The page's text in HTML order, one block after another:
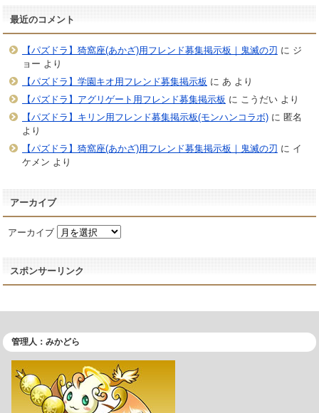
最近のコメント
【パズドラ】猗窩座(あかざ)用フレンド募集掲示板｜鬼滅の刃 に ジ
ョー より
【パズドラ】学園キオ用フレンド募集掲示板 に あ より
【パズドラ】アグリゲート用フレンド募集掲示板 に こうだいより
【パズドラ】キリン用フレンド募集掲示板(モンハンコラボ)に 匿名
より
【パズドラ】猗窩座(あかざ)用フレンド募集掲示板｜鬼滅の刃 に イ
ケメン より
アーカイブ
アーカイブ
スポンサーリンク
管理人：みかどら